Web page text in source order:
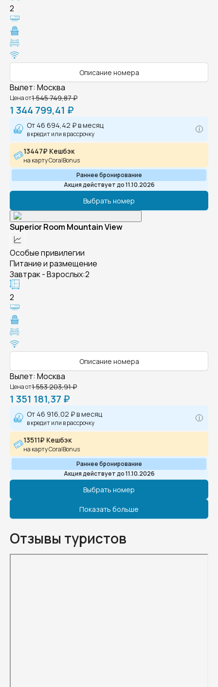
2
Описание номера
Вылет: Москва
Цена от1 545 749,87 ₽
1 344 799,41 ₽
От 46 694,42 ₽в месяц
в кредит или в рассрочку
13447₽ Кешбэк
на карту CoralBonus
Раннее бронирование
Акция действует до 11.10.2026
Выбрать номер
Superior Room Mountain View
Особые привилегии
Питание и размещение
Завтрак - Взрослых:2
2
Описание номера
Вылет: Москва
Цена от1 553 203,91 ₽
1 351 181,37 ₽
От 46 916,02 ₽в месяц
в кредит или в рассрочку
13511₽ Кешбэк
на карту CoralBonus
Раннее бронирование
Акция действует до 11.10.2026
Выбрать номер
Показать больше
Отзывы туристов